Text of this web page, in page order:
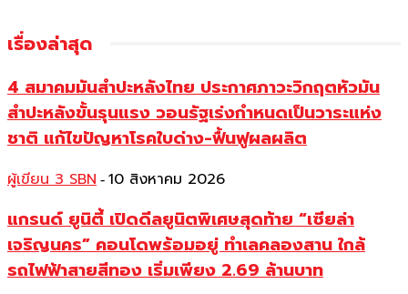
เรื่องล่าสุด
4 สมาคมมันสำปะหลังไทย ประกาศภาวะวิกฤตหัวมัน
สำปะหลังขั้นรุนแรง วอนรัฐเร่งกำหนดเป็นวาระแห่ง
ชาติ แก้ไขปัญหาโรคใบด่าง-ฟื้นฟูผลผลิต
ผู้เขียน 3 SBN - 10 สิงหาคม 2026
แกรนด์ ยูนิตี้ เปิดดีลยูนิตพิเศษสุดท้าย “เซียล่า
เจริญนคร” คอนโดพร้อมอยู่ ทำเลคลองสาน ใกล้
รถไฟฟ้าสายสีทอง เริ่มเพียง 2.69 ล้านบาท